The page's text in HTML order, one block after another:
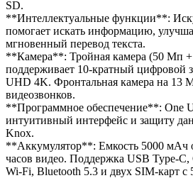
SD.
**Интеллектуальные функции**:
помогает искать информацию,
мгновенный перевод текста.
**Камера**: Тройная камера (50 Мп
поддерживает 10-кратный цифровой
UHD 4K. Фронтальная камера на 13
видеозвонков.
**Программное обеспечение**: One
интуитивный интерфейс и защиту
Knox.
**Аккумулятор**: Емкость 5000 мАч
часов видео. Поддержка USB Type-C,
Wi-Fi, Bluetooth 5.3 и двух SIM-карт с